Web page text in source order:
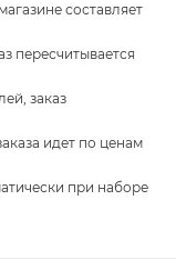
составляет
пересчитывается
заказ
идет по ценам
при наборе